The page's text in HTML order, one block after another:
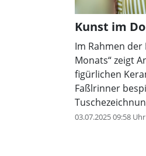
Kunst im
Im Rahmen der
Monats“ zeigt
figürlichen
Faßlrinner
03.07.2025 09:58 Uhr